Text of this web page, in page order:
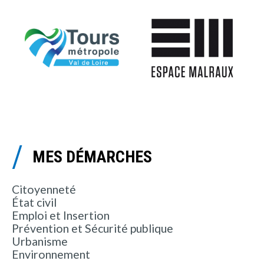
MES DÉMARCHES
Citoyenneté
État civil
Emploi et Insertion
Prévention et Sécurité publique
Urbanisme
Environnement